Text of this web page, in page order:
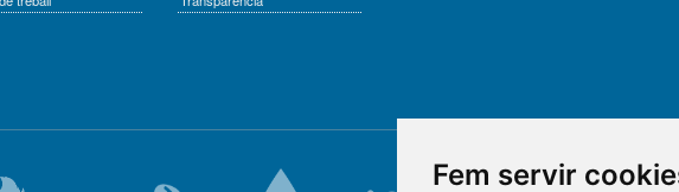
Fem servir